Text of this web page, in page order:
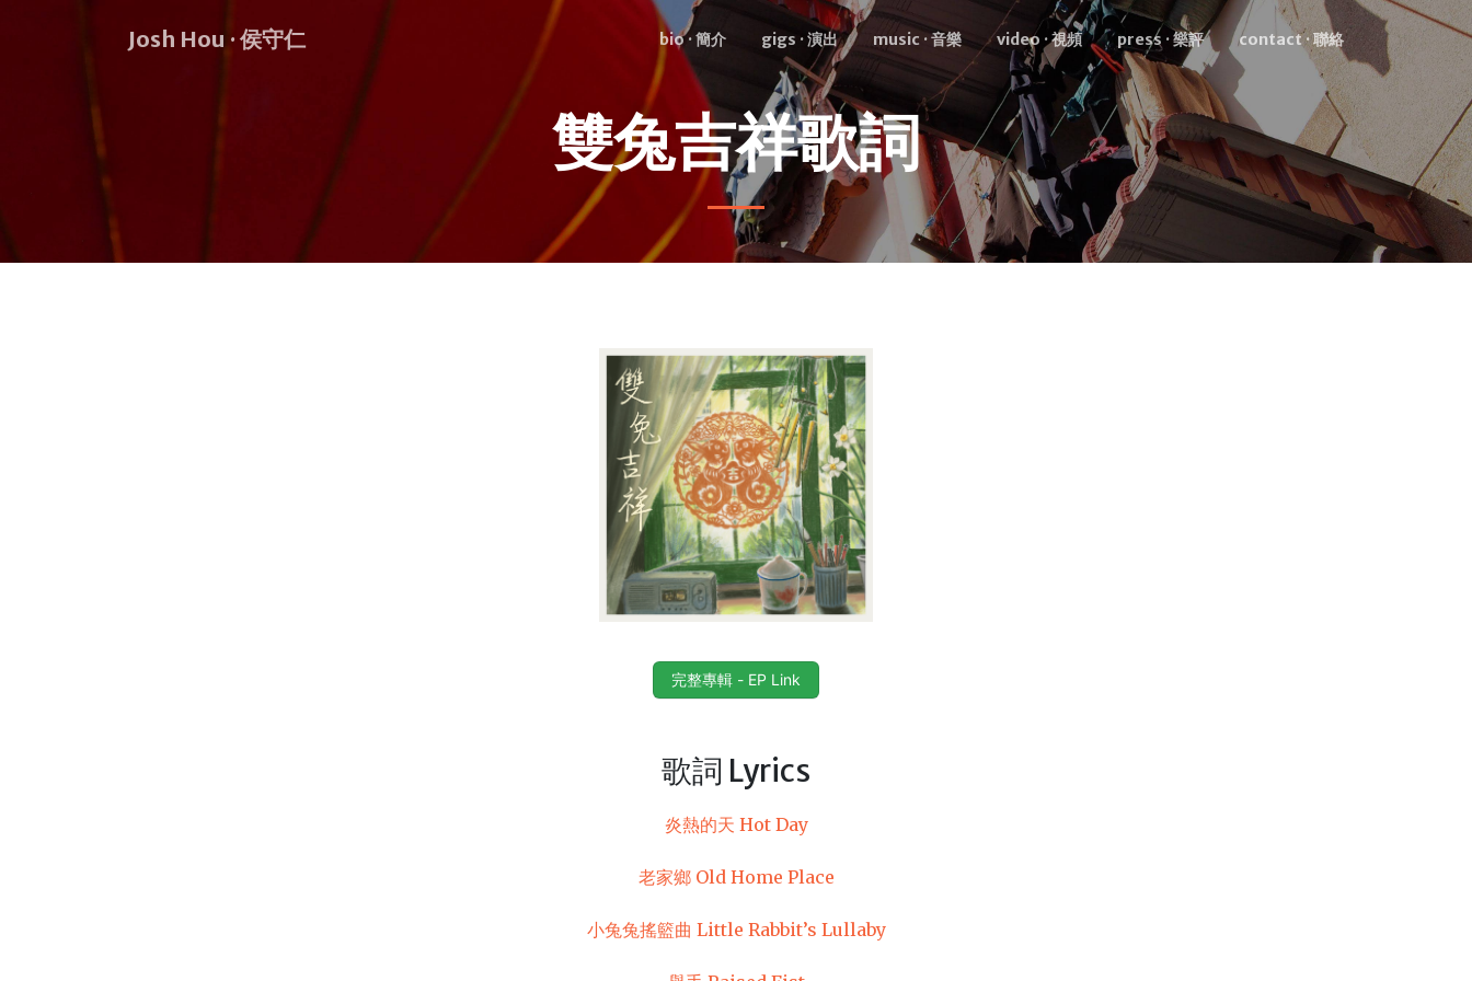
Josh Hou · 侯守仁 bio · 簡介 gigs · 演出 music · 音樂 video · 視頻 press · 樂評 contact · 聯絡
雙兔吉祥歌詞
完整專輯 - EP Link
歌詞 Lyrics
炎熱的天 Hot Day
老家鄉 Old Home Place
小兔兔搖籃曲 Little Rabbit’s Lullaby